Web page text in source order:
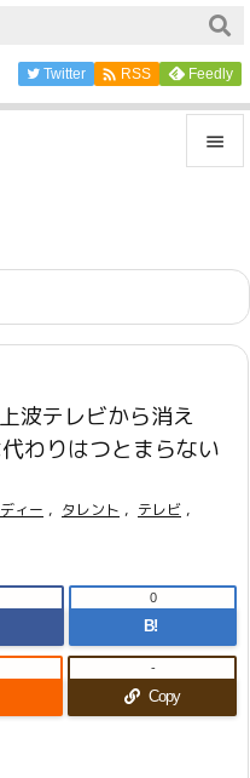

サイド

前へ

Twitter  RSS Feedly
波テレビから消え
わりはつとまらない
ィー , タレント , テレビ ,
B!
0
Copy
-